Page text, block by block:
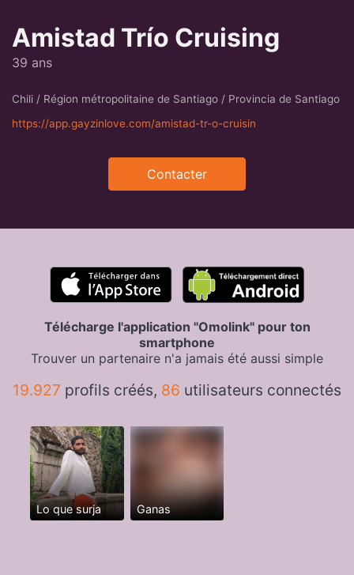
Amistad Trío Cruising
39 ans
Chili / Région métropolitaine de Santiago / Provincia de Santiago
https://app.gayzinlove.com/amistad-tr-o-cruisin
Contacter
Télécharge l'application "Omolink" pour ton
smartphone
Trouver un partenaire n'a jamais été aussi simple
19.927 profils créés, 86 utilisateurs connectés
Lo que surja Ganas